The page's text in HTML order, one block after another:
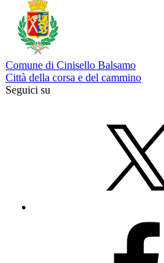
Comune di Cinisello Balsamo
Città della corsa e del cammino
Seguici su